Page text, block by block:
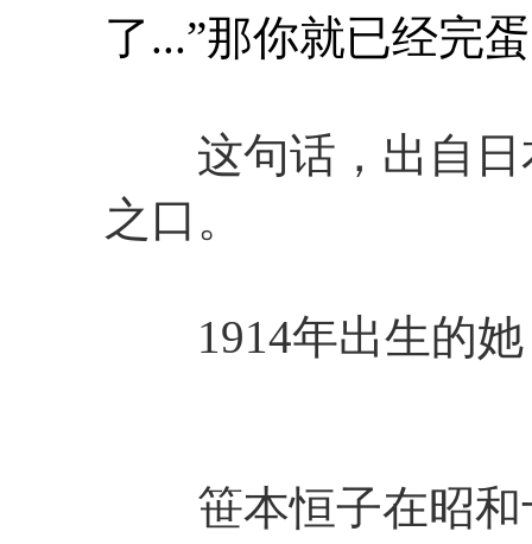
了...”那你就已经完
这句话，出自日
之口。
1914年出生的
笹本恒子在昭和